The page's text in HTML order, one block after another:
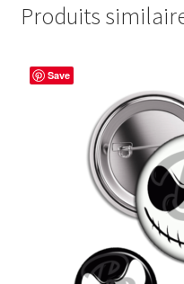
Produits
Save